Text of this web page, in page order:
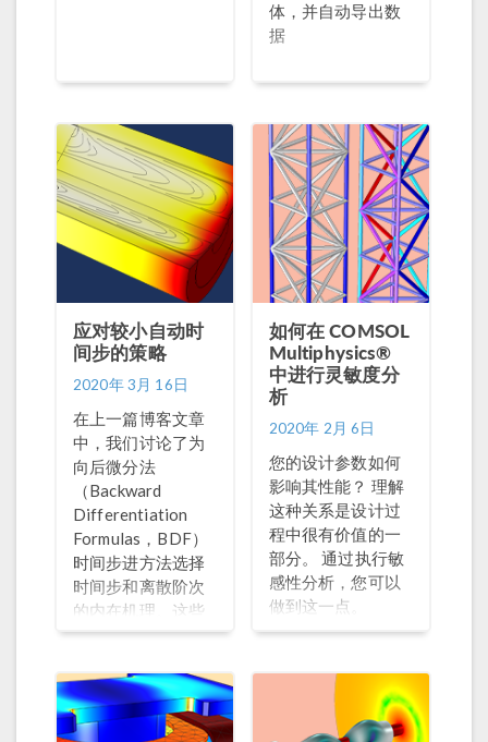
体，并自动导出数
据
应对较小自动时
间步的策略
2020年 3月 16日
在上一篇博客文章
中，我们讨论了为
向后微分法
（Backward
Differentiation
Formulas，BDF）
时间步进方法选择
时间步和离散阶次
的内在机理。这些
机理旨在根据指定
解，并保持效率和
鲁棒性的平衡。
如何在 COMSOL
Multiphysics®
中进行灵敏度分
析
2020年 2月 6日
您的设计参数如何
影响其性能？ 理解
这种关系是设计过
程中很有价值的一
部分。 通过执行敏
感性分析，您可以
做到这一点。